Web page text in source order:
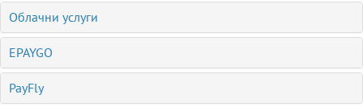
Облачни услуги
EPAYGO
PayFly